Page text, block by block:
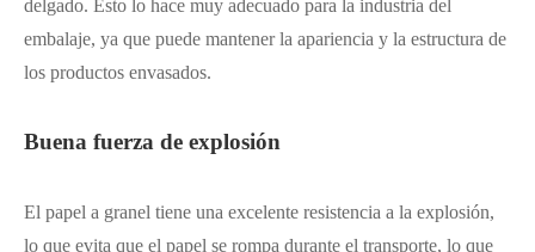
delgado. Esto lo hace muy adecuado para la industria del
embalaje, ya que puede mantener la apariencia y la estructura de
los productos envasados.
Buena fuerza de explosión
El papel a granel tiene una excelente resistencia a la explosión,
lo que evita que el papel se rompa durante el transporte, lo que